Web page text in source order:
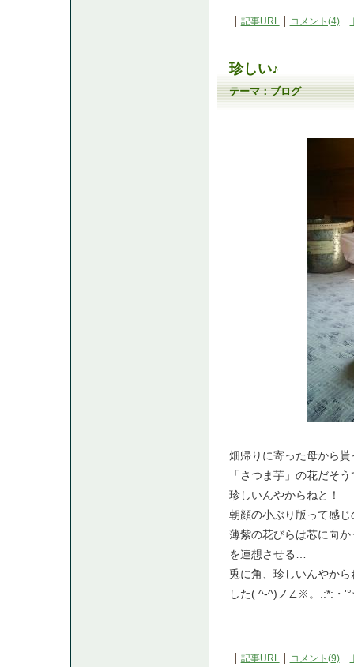
記事URL コメント(4)
珍しい♪
テーマ：ブログ
畑帰りに寄った母から貰
「さつま芋」の花だそ
珍しいんやからねと！
朝顔の小ぶり版って感じ
薄紫の花びらは芯に向
を連想させる…
兎に角、珍しいんやか
した( ^-^)ノ∠※。.:*:・
記事URL コメント(9)